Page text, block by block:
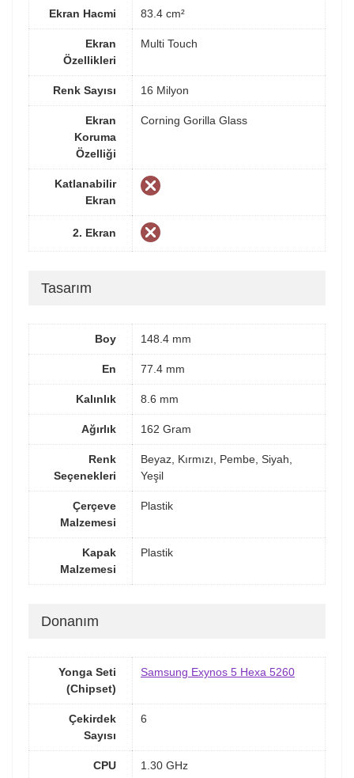
Ekran Hacmi 83.4 cm²
Ekran
Özellikleri
Multi Touch
Renk Sayısı 16 Milyon
Ekran
Koruma
Özelliği
Corning Gorilla Glass
Katlanabilir
Ekran
2. Ekran
Tasarım
Boy 148.4 mm
En 77.4 mm
Kalınlık 8.6 mm
Ağırlık 162 Gram
Renk
Seçenekleri
Beyaz, Kırmızı, Pembe, Siyah,
Yeşil
Çerçeve
Malzemesi
Plastik
Kapak
Malzemesi
Plastik
Donanım
Yonga Seti
(Chipset)
Samsung Exynos 5 Hexa 5260
Çekirdek
Sayısı
6
CPU
1.30 GHz